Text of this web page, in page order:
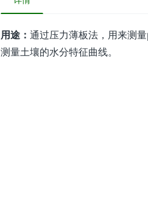
用途： 通过压力薄板法，用来测
测量土壤的水分特征曲线。